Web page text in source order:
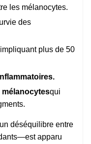
les mélanocytes.
des
impliquant plus de 50
mélanocytesqui
déséquilibre entre
apparu